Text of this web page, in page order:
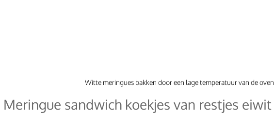
Witte meringues bakken door een lage temperatuur van de oven
Meringue sandwich koekjes van restjes eiwit